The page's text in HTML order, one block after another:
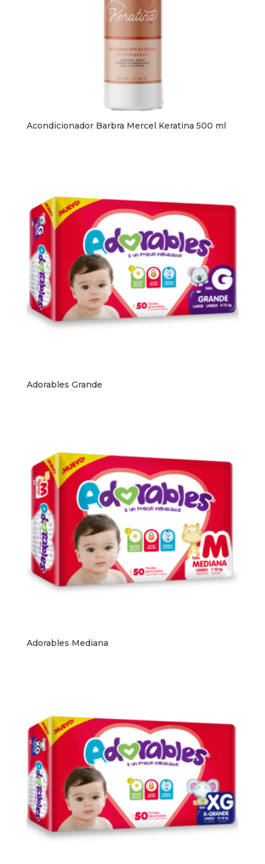
Acondicionador Barbra Mercel Keratina 500 ml
Adorables Grande
Adorables Mediana